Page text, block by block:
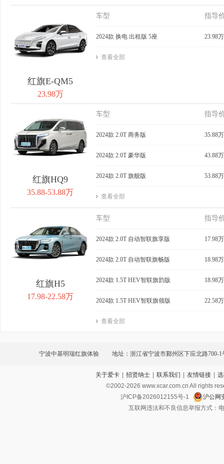
红旗E-QM5
23.98万
车型 指导
2024款 换电 出租版 5座 23.98万
查看全部
红旗HQ9
35.88-53.88万
车型 指导
2024款 2.0T 商务版 35.88万
2024款 2.0T 豪华版 43.88万
2024款 2.0T 旗舰版 53.88万
查看全部
红旗H5
17.98-22.58万
车型 指导
2024款 2.0T 自动智联旗享版 17.98万
2024款 2.0T 自动智联旗畅版 18.98万
2024款 1.5T HEV智联旗韵版 18.98万
2024款 1.5T HEV智联旗领版 22.58万
查看全部
宁波中基明瑞红旗体验 地址：浙江省宁波市鄞州区下应北路700-1
关于爱卡 | 招贤纳士 | 联系我们 | 友情链接 |
©2002-2026 www.xcar.com.cn All rights
沪ICP备2026012155号-1
沪公网
互联网违法和不良信息举报方式：